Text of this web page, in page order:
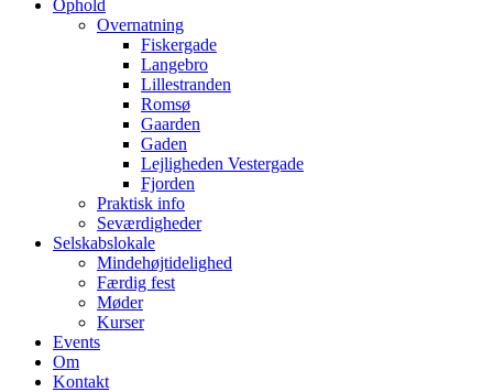
Ophold
Overnatning
Fiskergade
Langebro
Lillestranden
Romsø
Gaarden
Gaden
Lejligheden Vestergade
Fjorden
Praktisk info
Seværdigheder
Selskabslokale
Mindehøjtidelighed
Færdig fest
Møder
Kurser
Events
Om
Kontakt